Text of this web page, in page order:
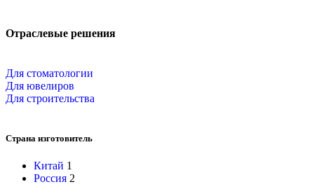
Отраслевые решения
Для стоматологии
Для ювелиров
Для строительства
Страна изготовитель
Китай 1
Россия 2